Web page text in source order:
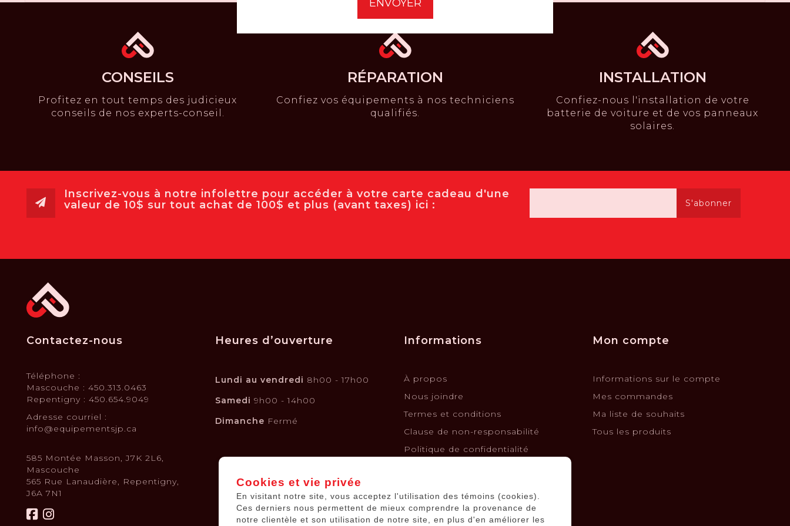
CONSEILS
Profitez en tout temps des judicieux
conseils de nos experts-conseil.
RÉPARATION
Confiez vos équipements à nos techniciens
qualifiés.
INSTALLATION
Confiez-nous l'installation de votre
batterie de voiture et de vos panneaux
solaires.
Inscrivez-vous à notre infolettre pour accéder à votre carte cadeau d'une
valeur de 10$ sur tout achat de 100$ et plus (avant taxes) ici :
S'abonner
Contactez-nous
Téléphone :
Mascouche : 450.313.0463
Repentigny : 450.654.9049
Adresse courriel :
info@equipementsjp.ca
585 Montée Masson, J7K 2L6,
Mascouche
565 Rue Lanaudière, Repentigny,
J6A 7N1
Heures d’ouverture
Lundi au vendredi 8h00 - 17h00
Samedi 9h00 - 14h00
Dimanche Fermé
Informations
À propos
Nous joindre
Termes et conditions
Clause de non-responsabilité
Politique de confidentialité
Kits solaires
Batteries de voiture
Mon compte
Informations sur le compte
Mes commandes
Ma liste de souhaits
Tous les produits
Cookies et vie privée
En visitant notre site, vous acceptez l'utilisation des témoins (cookies).
Ces derniers nous permettent de mieux comprendre la provenance de
notre clientèle et son utilisation de notre site, en plus d'en améliorer les